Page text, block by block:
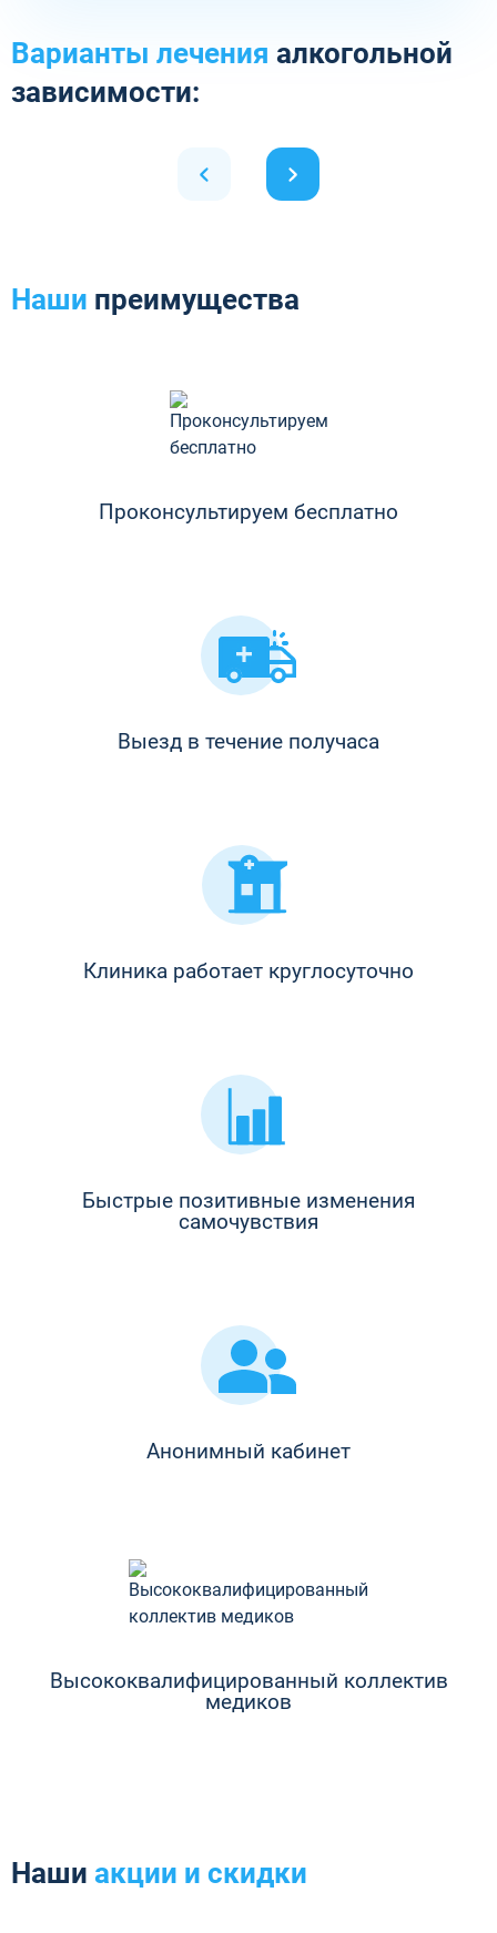
Варианты лечения алкогольной
зависимости:
Наши преимущества
Проконсультируем бесплатно
Выезд в течение получаса
Клиника работает круглосуточно
Быстрые позитивные изменения
самочувствия
Анонимный кабинет
Высококвалифицированный коллектив
медиков
Наши акции и скидки